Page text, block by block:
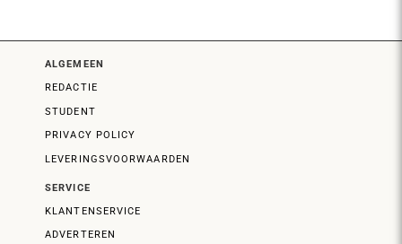
ALGEMEEN
REDACTIE
STUDENT
PRIVACY POLICY
LEVERINGSVOORWAARDEN
SERVICE
KLANTENSERVICE
ADVERTEREN